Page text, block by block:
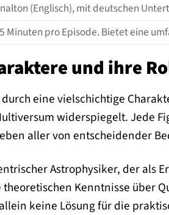
(Englisch), mit deutschen
Minuten pro Episode. Bietet eine
und ihre
eine vielschichtige
widerspiegelt. Jede
aller von entscheidender
Astrophysiker, der als
Kenntnisse über
keine Lösung für die